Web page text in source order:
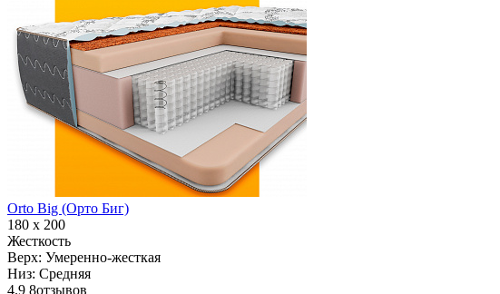
Orto Big (Орто Биг)
180 х 200
Жесткость
Верх: Умеренно-жесткая
Низ: Средняя
4.9 8отзывов